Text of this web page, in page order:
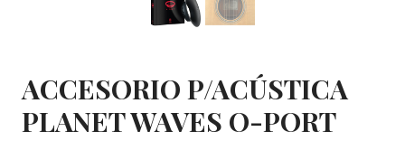
ACCESORIO P/ACÚSTICA
PLANET WAVES O-PORT